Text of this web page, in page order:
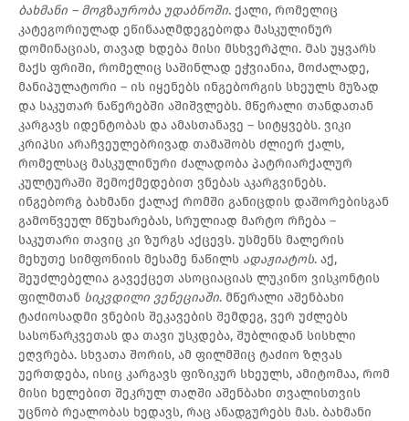
ბახმანი – მოგზაურობა უდაბნოში. ქალი, რომელიც
კატეგორიულად ეწინააღმდეგებოდა მასკულინურ
დომინაციას, თავად ხდება მისი მსხვერპლი. Მას უყვარს
მაქს ფრიში, რომელიც საშინლად ეჭვიანია, მოძალადე,
მანიპულატორი – ის იყენებს ინგებორგის სხეულს მუზად
და საკუთარ ნაწერებში აშიშვლებს. მწერალი თანდათან
კარგავს იდენტობას და ამასთანავე – სიტყვებს. ვიკი
კრიპსი არაჩვეულებრივად თამაშობს ძლიერ ქალს,
რომელსაც მასკულინური ძალადობა პატრიარქალურ
კულტურაში შემოქმედებით ვნებას აკარგვინებს.
ინგებორგ ბახმანი ქალაქ რომში განიცდის დაშორებისგან
გამოწვეულ მწუხარებას, სრულიად მარტო რჩება –
საკუთარი თავიც კი ზურგს აქცევს. უსმენს მალერის
მეხუთე სიმფონიის მესამე ნაწილს ადაჟიატოს. აქ,
შეუძლებელია გავექცეთ ასოციაციას ლუკინო ვისკონტის
ფილმთან სიკვდილი ვენეციაში. მწერალი აშენბახი
ტაძიოსადმი ვნების შეკავების შემდეგ, ვერ უძლებს
სასოწარკვეთას და თავი უსკდება, შუბლიდან სისხლი
ეღვრება. სხვათა შორის, ამ ფილმშიც ტაძიო ზღვას
უერთდება, ისიც კარგავს ფიზიკურ სხეულს, ამიტომაა, რომ
მისი ხელებით შეკრულ თაღში აშენბახი თვალისთვის
უცნობ რეალობას ხედავს, რაც ანადგურებს მას. ბახმანი